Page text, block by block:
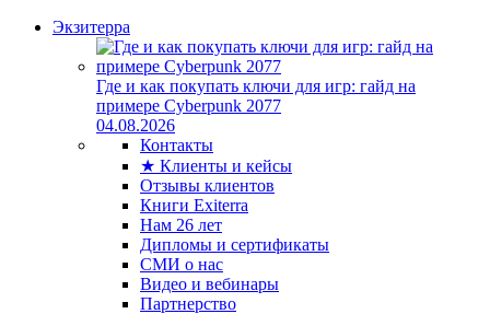
Экзитерра
Где и как покупать ключи для игр: гайд на
примере Cyberpunk 2077
04.08.2026
Контакты
★ Клиенты и кейсы
Отзывы клиентов
Книги Exiterra
Нам 26 лет
Дипломы и сертификаты
СМИ о нас
Видео и вебинары
Партнерство